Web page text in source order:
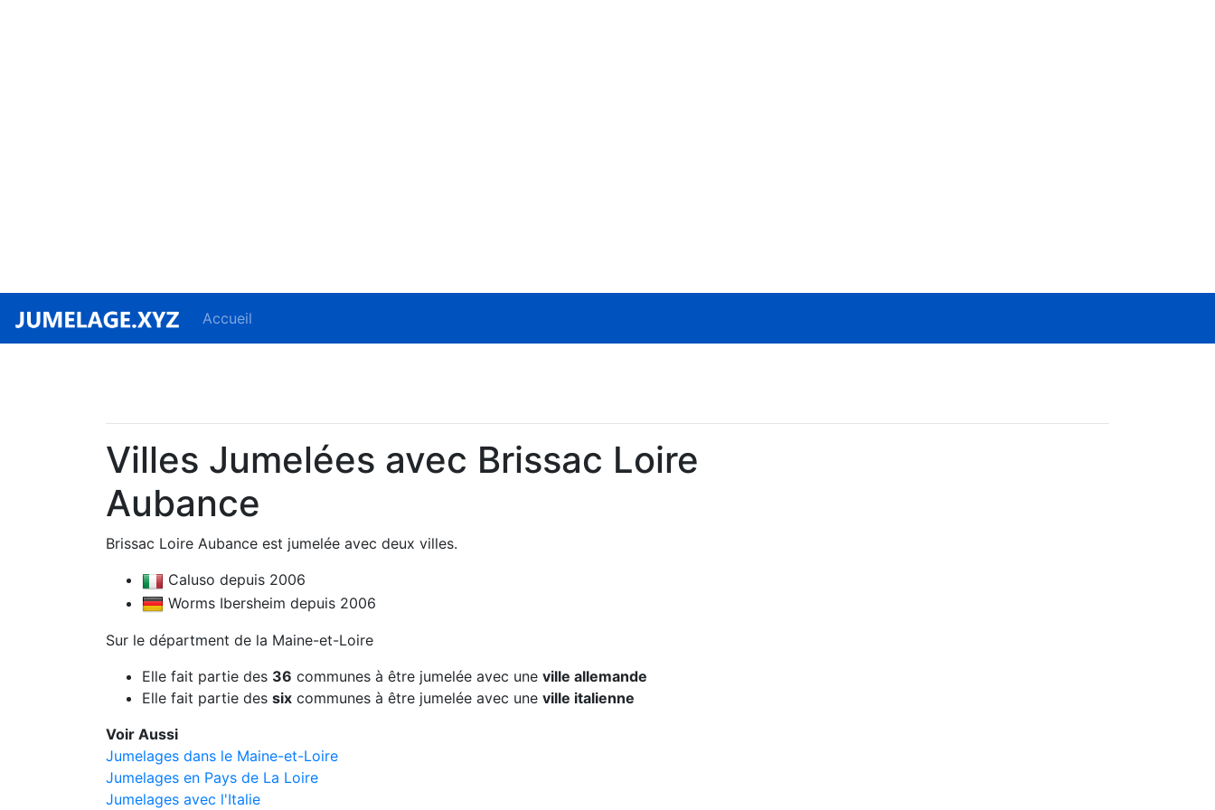
Accueil
Villes Jumelées avec Brissac Loire
Aubance
Brissac Loire Aubance est jumelée avec deux villes.
Caluso depuis 2006
Worms Ibersheim depuis 2006
Sur le départment de la Maine-et-Loire
Elle fait partie des 36 communes à être jumelée avec une ville allemande
Elle fait partie des six communes à être jumelée avec une ville italienne
Voir Aussi
Jumelages dans le Maine-et-Loire
Jumelages en Pays de La Loire
Jumelages avec l'Italie